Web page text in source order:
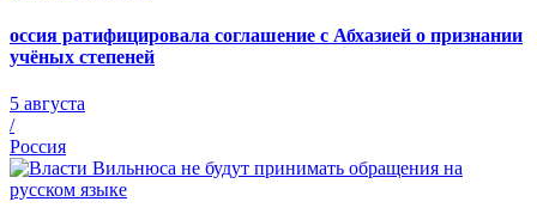
оссия ратифицировала соглашение с Абхазией о признании
учёных степеней
5 августа
/
Россия